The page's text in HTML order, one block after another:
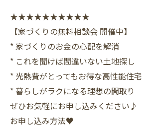
★★★★★★★★★★
【家づくりの無料相談会 開催中】
* 家づくりのお金の心配を解消
* これを聞けば間違いない土地探し
* 光熱費がとってもお得な高性能住宅
* 暮らしがラクになる理想の間取り
ぜひお気軽にお申し込みください♪
お申し込み方法♥